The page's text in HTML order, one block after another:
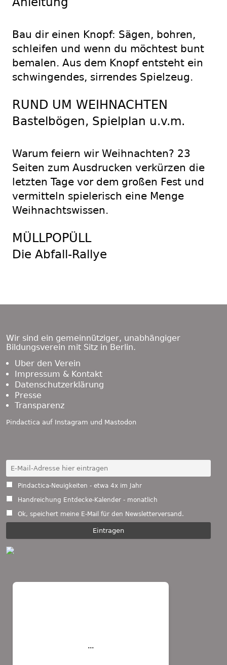
Bau dir einen Knopf: Sägen, bohren,
schleifen und wenn du möchtest bunt
bemalen. Aus dem Knopf entsteht ein
schwingendes, sirrendes Spielzeug.
RUND UM WEIHNACHTEN
Bastelbögen, Spielplan u.v.m.
Warum feiern wir Weihnachten? 23
Seiten zum Ausdrucken verkürzen die
letzten Tage vor dem großen Fest und
vermitteln spielerisch eine Menge
Weihnachtswissen.
MÜLLPOPÜLL
Die Abfall-Rallye
Wir sind ein gemeinnütziger, unabhängiger
Bildungsverein mit Sitz in Berlin.
Über den Verein
Impressum & Kontakt
Datenschutzerklärung
Presse
Transparenz
Pindactica auf Instagram und Mastodon
Pindactica-Neuigkeiten - etwa 4x im Jahr
Handreichung Entdecke-Kalender - monatlich
Ok, speichert meine E-Mail für den Newsletterversand.